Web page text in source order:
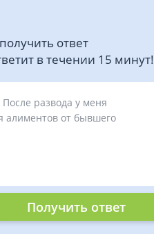
ответ
в течении 15 минут!
Получить ответ